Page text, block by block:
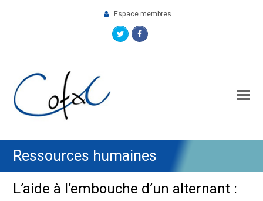
Espace membres
TwitterFacebook
Ressources humaines
L’aide à l’embouche d’un alternant :